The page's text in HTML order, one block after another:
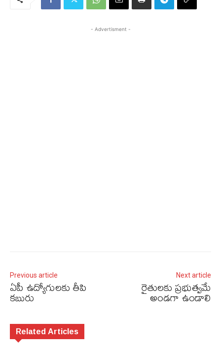
- Advertisment -
Previous article
ఏపీ ఉద్యోగులకు‌ తీపి
కబురు
Next article
రైతులకు ప్రభుత్వమే
అండగా ఉండాలి
Related Articles